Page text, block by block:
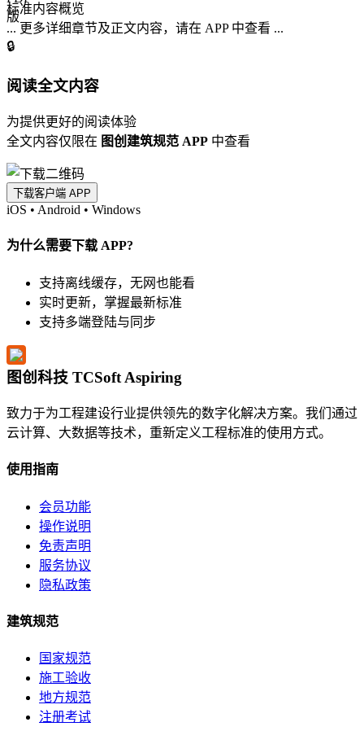
标准内容概览
... 更多详细章节及正文内容，请在 APP 中查看 ...
🔒
阅读全文内容
为提供更好的阅读体验
全文内容仅限在 图创建筑规范 APP 中查看
下载客户端 APP
iOS • Android • Windows
为什么需要下载 APP?
支持离线缓存，无网也能看
实时更新，掌握最新标准
支持多端登陆与同步
图创科技 TCSoft Aspiring
致力于为工程建设行业提供领先的数字化解决方案。我们通过
云计算、大数据等技术，重新定义工程标准的使用方式。
使用指南
会员功能
操作说明
免责声明
服务协议
隐私政策
建筑规范
国家规范
施工验收
地方规范
注册考试